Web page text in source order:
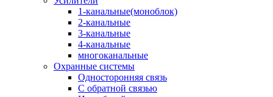
1-канальные(моноблок)
2-канальные
3-канальные
4-канальные
многоканальные
Охранные системы
Односторонняя связь
С обратной связью